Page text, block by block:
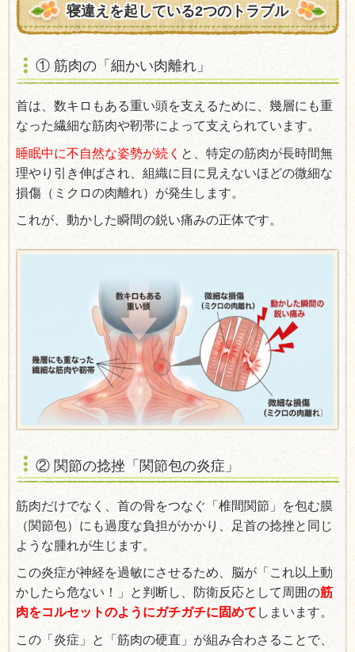
寝違えを起している2つのトラブル
① 筋肉の「細かい肉離れ」
首は、数キロもある重い頭を支えるために、幾層にも重
なった繊細な筋肉や靭帯によって支えられています。
睡眠中に不自然な姿勢が続く と、特定の筋肉が長時間無
理やり引き伸ばされ、組織に目に見えないほどの微細な
損傷（ミクロの肉離れ）が発生します。
これが、動かした瞬間の鋭い痛みの正体です。
② 関節の捻挫「関節包の炎症」
筋肉だけでなく、首の骨をつなぐ「椎間関節」を包む膜
（関節包）にも過度な負担がかかり、足首の捻挫と同じ
ような腫れが生じます。
この炎症が神経を過敏にさせるため、脳が「これ以上動
かしたら危ない！」と判断し、防衛反応として周囲の筋
肉をコルセットのようにガチガチに固めて しまいます。
この「炎症」と「筋肉の硬直」が組み合わさることで、